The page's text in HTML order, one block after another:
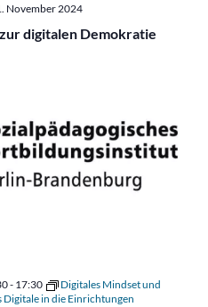
digitalen Demokratie
November 2024
- 17:30
Digitales Mindset und
Digitale in die Einrichtungen